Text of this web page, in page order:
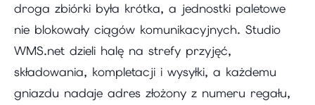
droga zbiórki była krótka, a jednostki paletowe
nie blokowały ciągów komunikacyjnych. Studio
WMS.net dzieli halę na strefy przyjęć,
składowania, kompletacji i wysyłki, a każdemu
gniazdu nadaje adres złożony z numeru regału,